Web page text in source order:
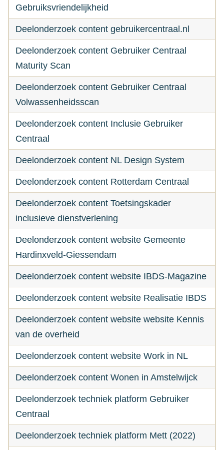
Gebruiksvriendelijkheid
Deelonderzoek content gebruikercentraal.nl
Deelonderzoek content Gebruiker Centraal
Maturity Scan
Deelonderzoek content Gebruiker Centraal
Volwassenheidsscan
Deelonderzoek content Inclusie Gebruiker
Centraal
Deelonderzoek content NL Design System
Deelonderzoek content Rotterdam Centraal
Deelonderzoek content Toetsingskader
inclusieve dienstverlening
Deelonderzoek content website Gemeente
Hardinxveld-Giessendam
Deelonderzoek content website IBDS-Magazine
Deelonderzoek content website Realisatie IBDS
Deelonderzoek content website website Kennis
van de overheid
Deelonderzoek content website Work in NL
Deelonderzoek content Wonen in Amstelwijck
Deelonderzoek techniek platform Gebruiker
Centraal
Deelonderzoek techniek platform Mett (2022)